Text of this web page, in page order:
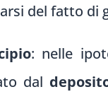
del fatto di
: nelle
dal